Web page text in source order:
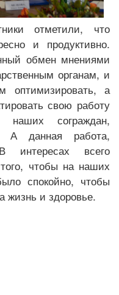
отметили, что
и продуктивно.
обмен мнениями
органам, и
оптимизировать, а
свою работу
сограждан,
А данная работа,
интересах всего
чтобы на наших
спокойно, чтобы
жизнь и здоровье.